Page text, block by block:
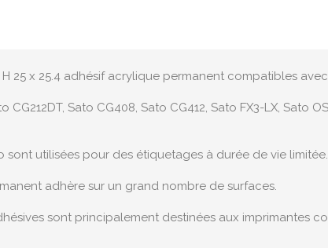
25 x 25.4 adhésif acrylique permanent compatibles
CG212DT, Sato CG408, Sato CG412, Sato FX3-LX, Sato
sont utilisées pour des étiquetages à durée de vie limitée.
adhère sur un grand nombre de surfaces.
sont principalement destinées aux imprimantes